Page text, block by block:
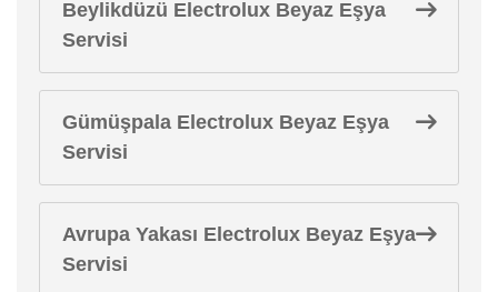
Beylikdüzü Electrolux Beyaz Eşya
Servisi
Gümüşpala Electrolux Beyaz Eşya
Servisi
Avrupa Yakası Electrolux Beyaz Eşya
Servisi